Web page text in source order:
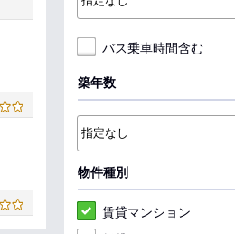
バス乗車時間含む
築年数
物件種別
賃貸マンション